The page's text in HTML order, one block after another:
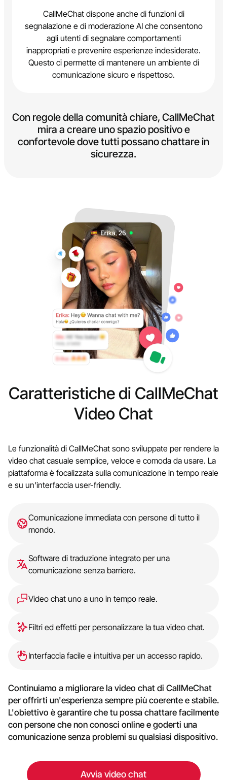
CallMeChat dispone anche di funzioni di
segnalazione e di moderazione AI che consentono
agli utenti di segnalare comportamenti
inappropriati e prevenire esperienze indesiderate.
Questo ci permette di mantenere un ambiente di
comunicazione sicuro e rispettoso.
Con regole della comunità chiare, CallMeChat
mira a creare uno spazio positivo e
confortevole dove tutti possano chattare in
sicurezza.
Caratteristiche di CallMeChat
Video Chat
Le funzionalità di CallMeChat sono sviluppate per rendere la
video chat casuale semplice, veloce e comoda da usare. La
piattaforma è focalizzata sulla comunicazione in tempo reale
e su un'interfaccia user-friendly.
Comunicazione immediata con persone di tutto il
mondo.
Software di traduzione integrato per una
comunicazione senza barriere.
Video chat uno a uno in tempo reale.
Filtri ed effetti per personalizzare la tua video chat.
Interfaccia facile e intuitiva per un accesso rapido.
Continuiamo a migliorare la video chat di CallMeChat
per offrirti un'esperienza sempre più coerente e stabile.
L'obiettivo è garantire che tu possa chattare facilmente
con persone che non conosci online e goderti una
comunicazione senza problemi su qualsiasi dispositivo.
Avvia video chat